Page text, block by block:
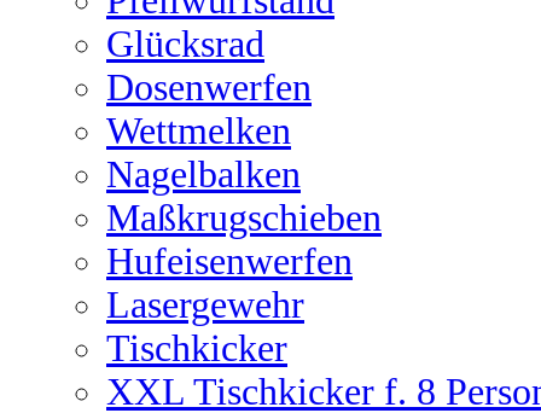
Glücksrad
Dosenwerfen
Wettmelken
Nagelbalken
Maßkrugschieben
Hufeisenwerfen
Lasergewehr
Tischkicker
XXL Tischkicker f. 8